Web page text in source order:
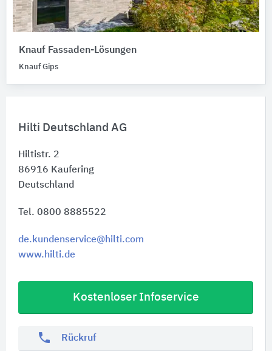
Hilti Deutschland AG
Hiltistr. 2
86916 Kaufering
Deutschland
Tel. 0800 8885522
de.kundenservice@hilti.com
www.hilti.de
Kostenloser Infoservice
phone Rückruf
Knauf Fassaden-Lösungen
Knauf Gips